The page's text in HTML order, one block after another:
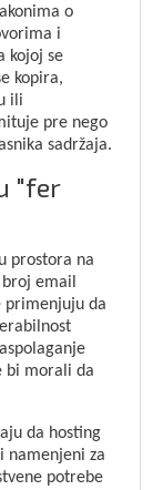
o
i
kojoj se
kopira,
ili
pre nego
sadržaja.
"fer
prostora na
email
primenjuju da
bi morali da
da hosting
namenjeni za
potrebe